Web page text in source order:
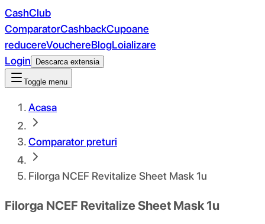
CashClub
ComparatorCashbackCupoane
reducereVouchereBlogLoializare
Login
Descarca extensia
Toggle menu
Acasa
Comparator preturi
Filorga NCEF Revitalize Sheet Mask 1u
Filorga NCEF Revitalize Sheet Mask 1u